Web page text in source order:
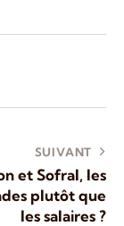
SUIVANT
et Sofral, les
plutôt que
les salaires ?